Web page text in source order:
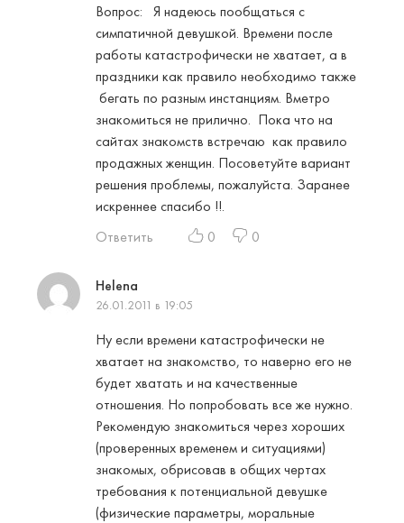
Вопрос: Я надеюсь пообщаться с
симпатичной девушкой. Времени после
работы катастрофичеcки не хватает, а в
праздники как правило необходимо также
бегать по разным инстанциям. Вметро
знакомиться не прилично. Пока что на
сайтах знакомств встречаю как правило
продажных женщин. Посоветуйте вариант
решения проблемы, пожалуйста. Заранее
искреннее спасибо !!.
Ответить
0 0
Helena
26.01.2011 в 19:05
Ну если времени катастрофически не
хватает на знакомство, то наверно его не
будет хватать и на качественные
отношения. Но попробовать все же нужно.
Рекомендую знакомиться через хороших
(проверенных временем и ситуациями)
знакомых, обрисовав в общих чертах
требования к потенциальной девушке
(физические параметры, моральные